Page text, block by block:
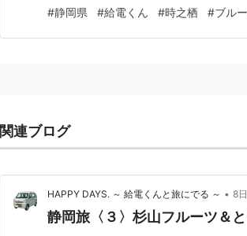
リゾートで、宿泊施設はホテルからグ
以外にもキャンプ場、レストラン、…
#静岡県 #給電くん #時之栖 #ブル
関連ブログ
HAPPY DAYS. ～ 給電くんと旅にでる ～ • 8
静岡旅〈３〉杉山フルーツ＆